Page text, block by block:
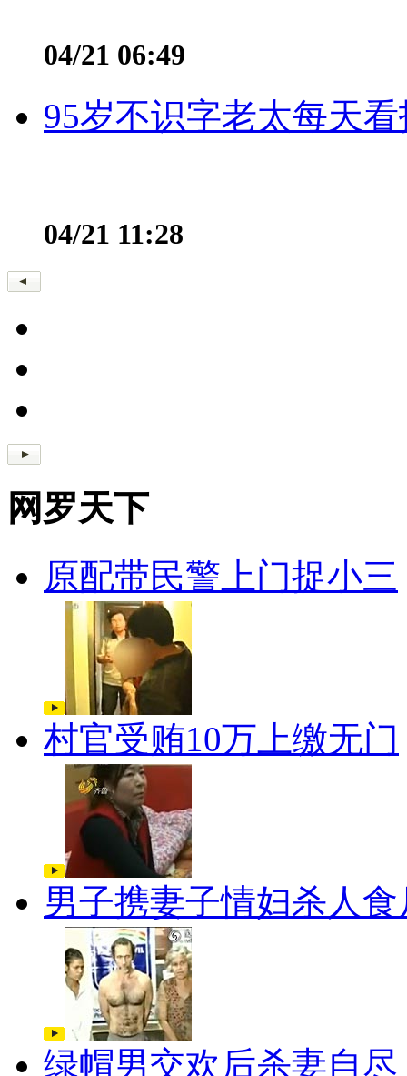
04/21 06:49
95岁不识字老太每天
04/21 11:28
网罗天下
原配带民警上门捉小三
村官受贿10万上缴无门
男子携妻子情妇杀人食
绿帽男交欢后杀妻自尽